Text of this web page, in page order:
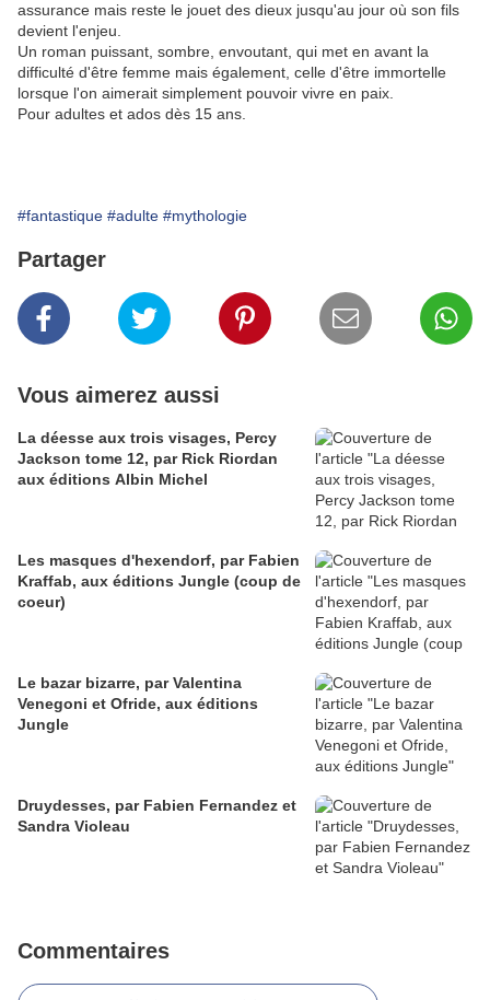
assurance mais reste le jouet des dieux jusqu'au jour où son fils
devient l'enjeu.
Un roman puissant, sombre, envoutant, qui met en avant la
difficulté d'être femme mais également, celle d'être immortelle
lorsque l'on aimerait simplement pouvoir vivre en paix.
Pour adultes et ados dès 15 ans.
#fantastique #adulte #mythologie
Partager
Vous aimerez aussi
La déesse aux trois visages, Percy
Jackson tome 12, par Rick Riordan
aux éditions Albin Michel
Les masques d'hexendorf, par Fabien
Kraffab, aux éditions Jungle (coup de
coeur)
Le bazar bizarre, par Valentina
Venegoni et Ofride, aux éditions
Jungle
Druydesses, par Fabien Fernandez et
Sandra Violeau
Commentaires